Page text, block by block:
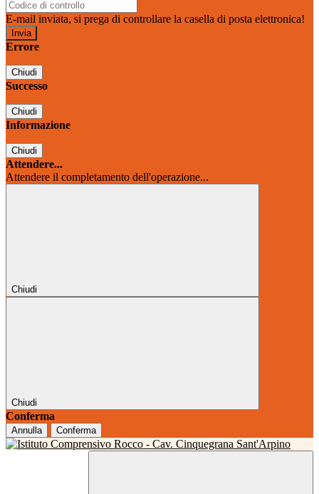
E-mail inviata, si prega di controllare la casella di posta elettronica!
Errore
Chiudi
Successo
Chiudi
Informazione
Chiudi
Attendere...
Attendere il completamento dell'operazione...
Chiudi
Chiudi
Conferma
Annulla Conferma